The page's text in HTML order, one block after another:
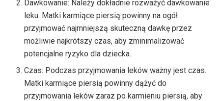
Dawkowanie: Należy dokładnie rozważyć dawkowanie
leku. Matki karmiące piersią powinny na ogół
przyjmować najmniejszą skuteczną dawkę przez
możliwie najkrótszy czas, aby zminimalizować
potencjalne ryzyko dla dziecka.
Czas: Podczas przyjmowania leków ważny jest czas.
Matki karmiące piersią powinny dążyć do
przyjmowania leków zaraz po karmieniu piersią, aby